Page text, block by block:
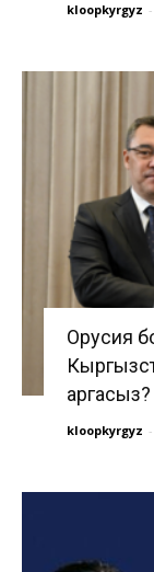
kloopkyrgyz -
Орусия
аргасыз?
kloopkyrgyz -